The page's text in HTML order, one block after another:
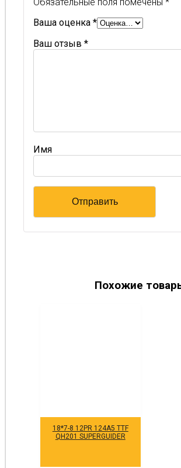
Обязательные поля помечены *
Ваша оценка *
Ваш отзыв *
Имя
Похожие
18*7-8 12PR 124A5 TTF
QH201 SUPERGUIDER